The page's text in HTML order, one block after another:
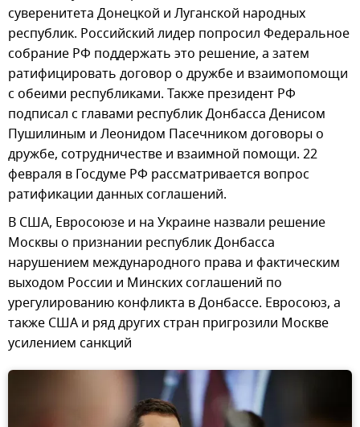
суверенитета Донецкой и Луганской народных
республик. Российский лидер попросил Федеральное
собрание РФ поддержать это решение, а затем
ратифицировать договор о дружбе и взаимопомощи
с обеими республиками. Также президент РФ
подписал с главами республик Донбасса Денисом
Пушилиным и Леонидом Пасечником договоры о
дружбе, сотрудничестве и взаимной помощи. 22
февраля в Госдуме РФ рассматривается вопрос
ратификации данных соглашений.
В США, Евросоюзе и на Украине назвали решение
Москвы о признании республик Донбасса
нарушением международного права и фактическим
выходом России и Минских соглашений по
урегулированию конфликта в Донбассе. Евросоюз, а
также США и ряд других стран пригрозили Москве
усилением санкций